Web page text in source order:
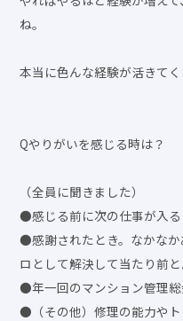
ね。
本当に色んな経験が活きてく
Qやりがいを感じる時は？
（全員に聞きました）
●感じる前に次の仕事が入る
●感謝されたとき。なかな
ロとして解決して当たり前と
●年一回のマンション管理
●（その他）修理の能力や